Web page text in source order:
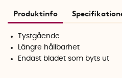
Produktinfo
Tystgående
Längre hållbarhet
Endast bladet som byts ut